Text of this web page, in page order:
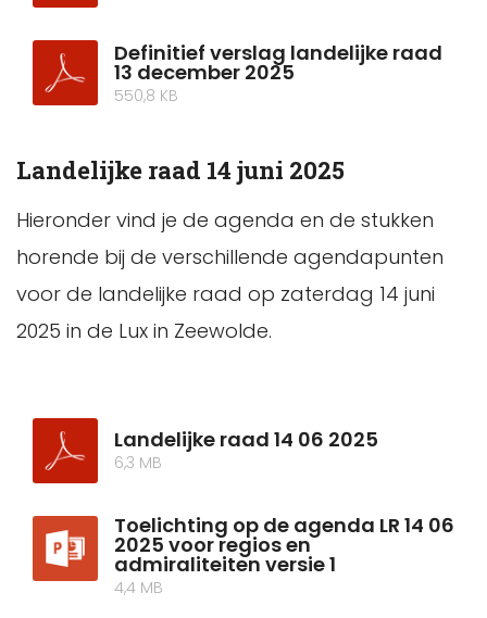
Definitief verslag landelijke raad
13 december 2025
550,8 KB
Landelijke raad 14 juni 2025
Hieronder vind je de agenda en de stukken
horende bij de verschillende agendapunten
voor de landelijke raad op zaterdag 14 juni
2025 in de Lux in Zeewolde.
Landelijke raad 14 06 2025
6,3 MB
Toelichting op de agenda LR 14 06
2025 voor regios en
admiraliteiten versie 1
4,4 MB